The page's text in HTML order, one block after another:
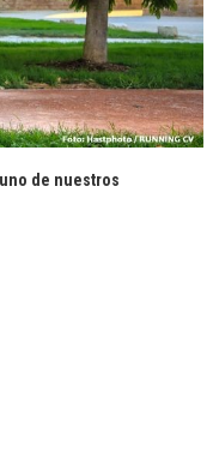
de nuestros